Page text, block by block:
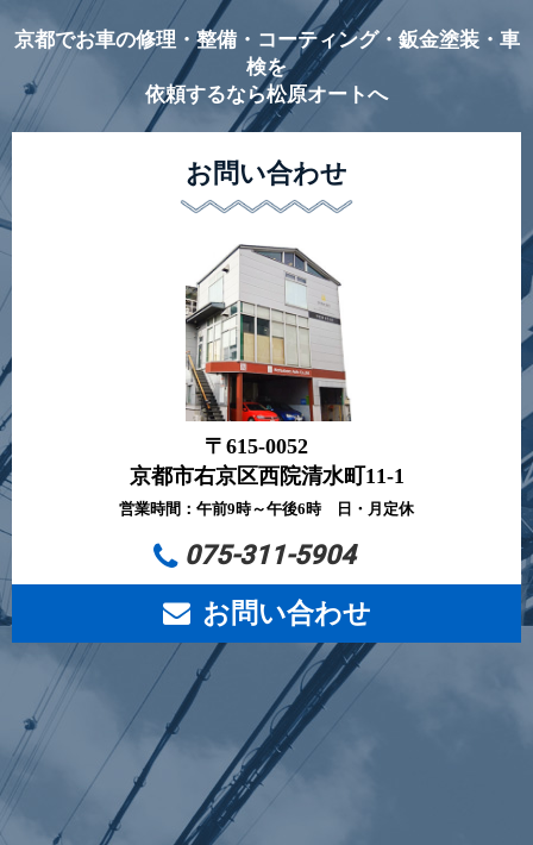
京都でお車の修理・整備・コーティング・鈑金塗装・車
検を
依頼するなら松原オートへ
お問い合わせ
〒615-0052
京都市右京区西院清水町11-1
営業時間：午前9時～午後6時 日・月定休
075-311-5904
お問い合わせ